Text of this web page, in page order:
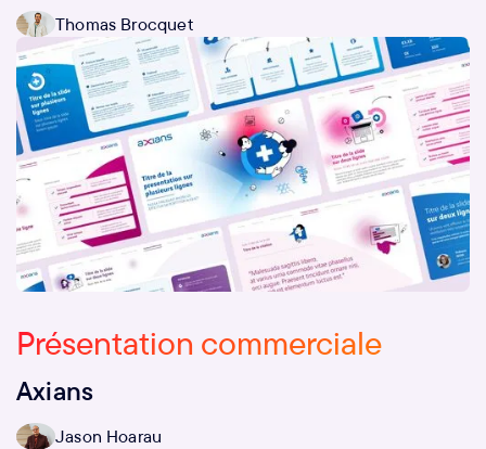
Thomas Brocquet
Présentation commerciale
Axians
Jason Hoarau